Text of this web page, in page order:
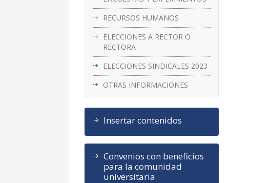
RECURSOS HUMANOS
ELECCIONES A RECTOR O
RECTORA
ELECCIONES SINDICALES 2023
OTRAS INFORMACIONES
Insertar contenidos
Convenios con beneficios
para la comunidad
universitaria